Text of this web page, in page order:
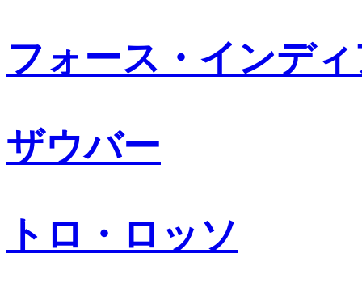
フォース・インデ
ザウバー
トロ・ロッソ